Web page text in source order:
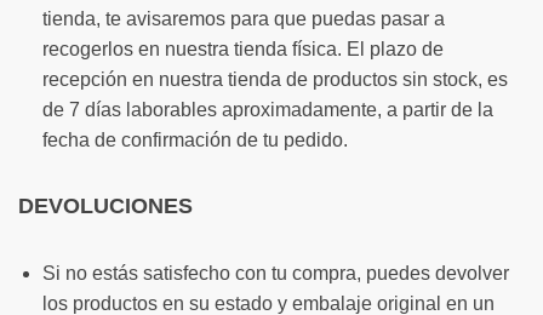
tienda, te avisaremos para que puedas pasar a
recogerlos en nuestra tienda física. El plazo de
recepción en nuestra tienda de productos sin stock, es
de 7 días laborables aproximadamente, a partir de la
fecha de confirmación de tu pedido.
DEVOLUCIONES
Si no estás satisfecho con tu compra, puedes devolver
los productos en su estado y embalaje original en un